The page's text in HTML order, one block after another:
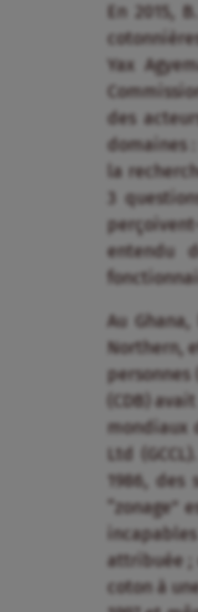
En 2015,
Yax
des
domaines
la
3
entendu
Au
Northern,
personnes
(CDB)
mondiaux
Ltd
1986,
“zonage”
attribuée ;
coton à